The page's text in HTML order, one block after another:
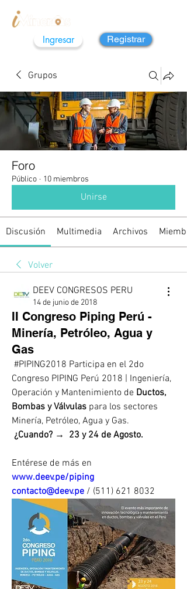
Ingresar Registrar
Grupos
Foro
Público · 10 miembros
Unirse
Discusión Multimedia Archivos
Volver
DEEV CONGRESOS PERU
14 de junio de 2018
II Congreso Piping Perú -
Minería, Petróleo, Agua y
Gas
Congreso PIPING Perú 2018 | Ingeniería,
Operación y Mantenimiento de Ductos,
Bombas y Válvulas para los sectores
Minería, Petróleo, Agua y Gas.
¿Cuando? →  23 y 24 de Agosto.
www.deev.pe/piping
contacto@deev.pe / (511) 621 8032